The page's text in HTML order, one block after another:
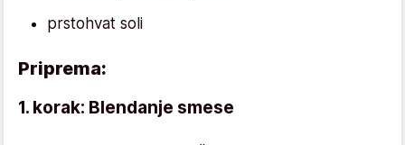
prstohvat soli
Priprema:
1. korak: Blendanje smese